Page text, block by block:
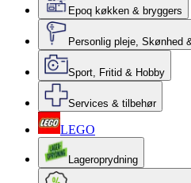
Epoq køkken & bryggers
Personlig pleje, Skønhed
Sport, Fritid & Hobby
Services & tilbehør
LEGO
Lageroprydning